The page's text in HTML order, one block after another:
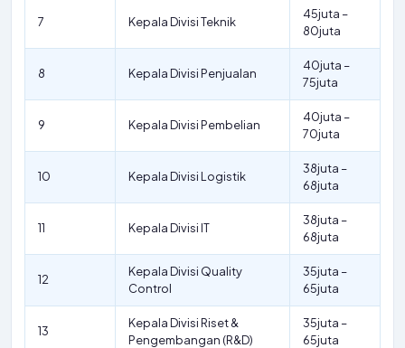
7 Kepala Divisi Teknik
45juta –
80juta
8 Kepala Divisi Penjualan
40juta –
75juta
9 Kepala Divisi Pembelian
40juta –
70juta
10 Kepala Divisi Logistik
38juta –
68juta
11 Kepala Divisi IT
38juta –
68juta
12
Kepala Divisi Quality
Control
35juta –
65juta
13
Kepala Divisi Riset &
Pengembangan (R&D)
35juta –
65juta